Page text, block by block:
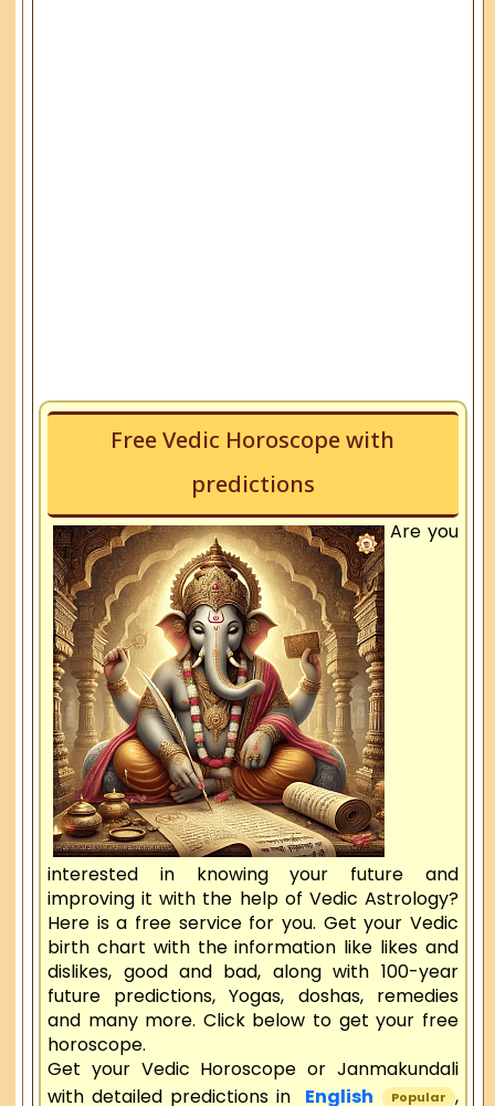
Free Vedic Horoscope with
predictions
Are you
interested in knowing your future and
improving it with the help of Vedic Astrology?
Here is a free service for you. Get your Vedic
birth chart with the information like likes and
dislikes, good and bad, along with 100-year
future predictions, Yogas, doshas, remedies
and many more. Click below to get your free
horoscope.
Get your Vedic Horoscope or Janmakundali
with detailed predictions in
English Popular ,